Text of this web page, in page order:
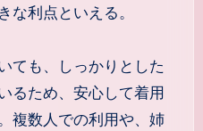
な利点といえる。
ても、しっかりとした
るため、安心して着用
複数人での利用や、姉